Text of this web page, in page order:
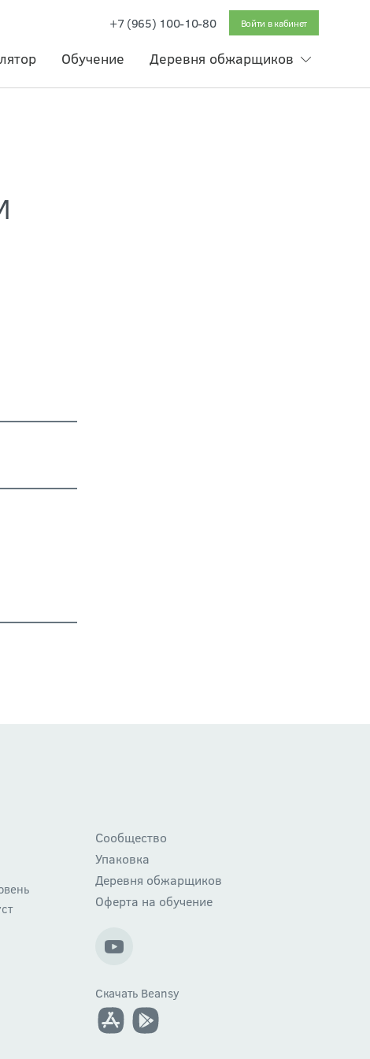
+7 (965) 100-10-80 Войти в кабинет
Обучение Деревня обжарщиков
Сообщество
Упаковка
Деревня обжарщиков
Оферта на обучение
Скачать Beansy